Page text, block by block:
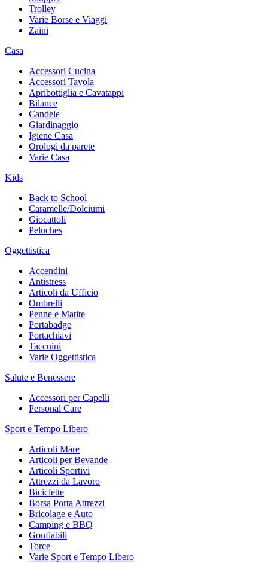
Trolley
Varie Borse e Viaggi
Zaini
Casa
Accessori Cucina
Accessori Tavola
Apribottiglia e Cavatappi
Bilance
Candele
Giardinaggio
Igiene Casa
Orologi da parete
Varie Casa
Kids
Back to School
Caramelle/Dolciumi
Giocattoli
Peluches
Oggettistica
Accendini
Antistress
Articoli da Ufficio
Ombrelli
Penne e Matite
Portabadge
Portachiavi
Taccuini
Varie Oggettistica
Salute e Benessere
Accessori per Capelli
Personal Care
Sport e Tempo Libero
Articoli Mare
Articoli per Bevande
Articoli Sportivi
Attrezzi da Lavoro
Biciclette
Borsa Porta Attrezzi
Bricolage e Auto
Camping e BBQ
Gonfiabili
Torce
Varie Sport e Tempo Libero